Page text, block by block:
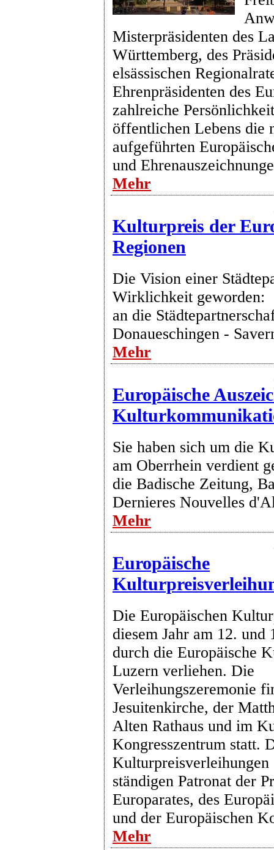
Misterpräsidenten des
Württemberg, des
elsässischen
Ehrenpräsidenten des
zahlreiche
öffentlichen Lebens die
aufgeführten
und
Mehr
Kulturpreis der
Regionen
Die Vision einer
Wirklichkeit geworden:
an die
Donaueschingen -
Mehr
Europäische
Sie haben sich um die
am Oberrhein verdient
die Badische Zeitung,
Dernieres Nouvelles
Mehr
Europäische
Die Europäischen
diesem Jahr am 12. und
durch die Europäische
Luzern verliehen. Die
Verleihungszeremonie
Jesuitenkirche, der
Alten Rathaus und im
Kongresszentrum statt.
Kulturpreisverleihungen
ständigen Patronat der
Europarates, des
und der Europäischen
Mehr